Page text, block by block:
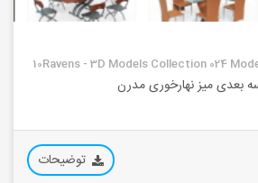
10Ravens - 3D Models Collection 024
بعدی میز نهارخوری مدرن
توضیحات